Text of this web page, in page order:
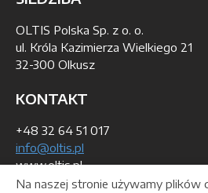
OLTIS Polska Sp. z o. o.
ul. Króla Kazimierza Wielkiego 21
32-300 Olkusz
KONTAKT
+48 32 64 51 017
info@oltis.pl
www.oltis.pl
Na naszej stronie używamy plików